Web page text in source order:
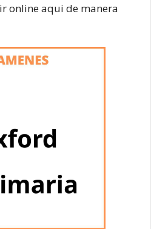
online aqui de manera